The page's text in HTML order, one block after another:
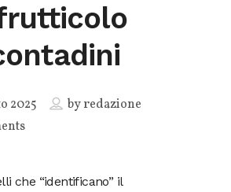
2025 byredazione
che “identificano” il